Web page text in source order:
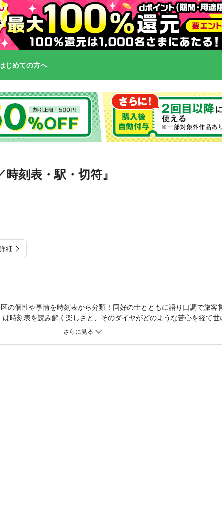
じめての方へ
刻表・駅・切符』
細
の個性や事情を時刻表から分類！同好の士とともに語り口調で旅客
時刻表を読み解く楽しさと、そのダイヤがどのような苦心を経て世
あふれる語り口で著している。なかでも、日本全国の幹線からローカ
纂に主要メンバーとして携わった原田勝正との対談集。鉄道に造詣
切符という鉄道に関する話題が対談を通して描かれている。付録：
みづらい場合がございます。お手持ちの端末で立ち読みファイルを